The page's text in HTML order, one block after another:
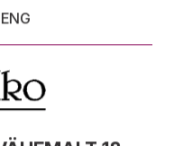
ENG
7 ha suuruse põlluga.
vähehaaval ka
au ja uhkus on